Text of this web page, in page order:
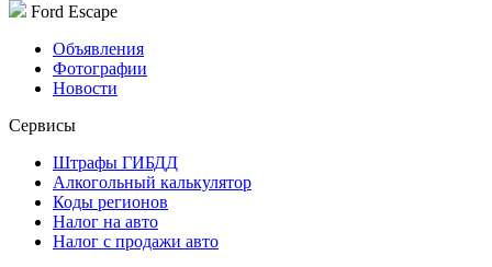
Ford Escape
Объявления
Фотографии
Новости
Сервисы
Штрафы ГИБДД
Алкогольный калькулятор
Коды регионов
Налог на авто
Налог с продажи авто